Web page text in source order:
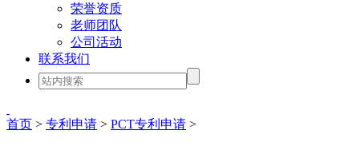
荣誉资质
老师团队
公司活动
联系我们
首页 > 专利申请 > PCT专利申请 >